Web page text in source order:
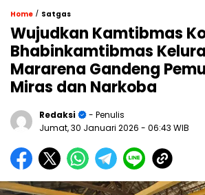
Home / Satgas
Wujudkan Kamtibmas
Bhabinkamtibmas
Mararena Gandeng
Miras dan Narkoba
Redaksi
- Penulis
Jumat, 30 Januari 2026 - 06:43 WIB